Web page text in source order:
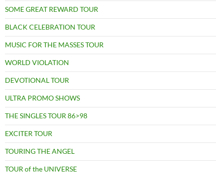
SOME GREAT REWARD TOUR
BLACK CELEBRATION TOUR
MUSIC FOR THE MASSES TOUR
WORLD VIOLATION
DEVOTIONAL TOUR
ULTRA PROMO SHOWS
THE SINGLES TOUR 86>98
EXCITER TOUR
TOURING THE ANGEL
TOUR of the UNIVERSE